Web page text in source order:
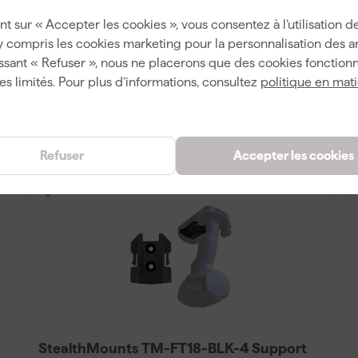
sur « Accepter les cookies », vous consentez à l’utilisation
compris les cookies marketing pour la personnalisation des
« Refuser », nous ne placerons que des cookies
limités. Pour plus d’informations, consultez politique en
Accepter les cookies
Refuser
Livré lundi
23,49
StealthMounts TM-FT18-BLK-4 Support